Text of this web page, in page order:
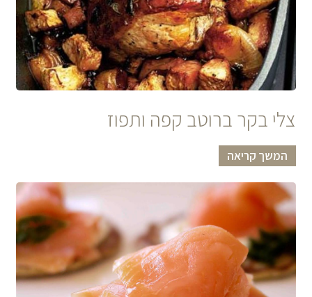
צלי בקר ברוטב קפה ותפוז
המשך קריאה